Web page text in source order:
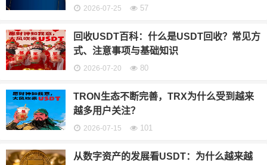
2026-07-25 57
回收USDT百科：什么是USDT回收？常见方
式、注意事项与基础知识
2026-07-20 80
TRON生态不断完善，TRX为什么受到越来
越多用户关注？
2026-07-15 101
从数字资产的发展看USDT：为什么越来越